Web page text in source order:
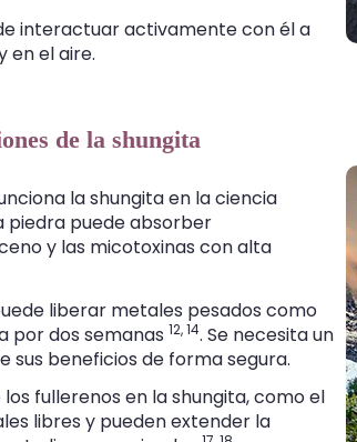
interactuar activamente con él a
en el aire.
de la shungita
la shungita en la ciencia
piedra puede absorber
y las micotoxinas con alta
liberar metales pesados como
por dos semanas 12,14. Se necesita un
beneficios de forma segura.
fullerenos en la shungita, como el
libres y pueden extender la